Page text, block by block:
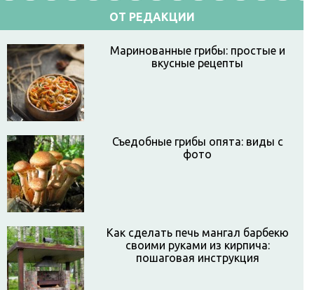
ОТ РЕДАКЦИИ
Маринованные грибы: простые и
вкусные рецепты
Съедобные грибы опята: виды с
фото
Как сделать печь мангал барбекю
своими руками из кирпича:
пошаговая инструкция